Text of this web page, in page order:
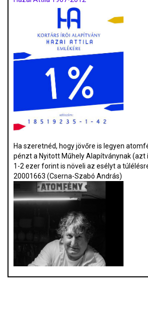
Ha szeretnéd, hogy jövőre is legyen
pénzt a Nyitott Műhely Alapítványnak (azt
1-2 ezer forint is növeli az esélyt a
20001663 (Cserna-Szabó András)